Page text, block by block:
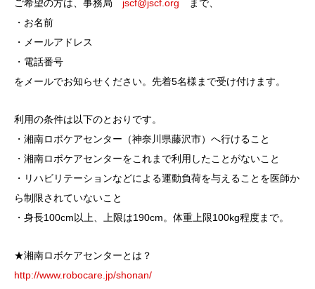
ご希望の方は、事務局 jscf@jscf.org まで、
・お名前
・メールアドレス
・電話番号
をメールでお知らせください。先着5名様まで受け付けます。
利用の条件は以下のとおりです。
・湘南ロボケアセンター（神奈川県藤沢市）へ行けること
・湘南ロボケアセンターをこれまで利用したことがないこと
・リハビリテーションなどによる運動負荷を与えることを医師か
ら制限されていないこと
・身長100cm以上、上限は190cm。体重上限100kg程度まで。
★湘南ロボケアセンターとは？
http://www.robocare.jp/shonan/